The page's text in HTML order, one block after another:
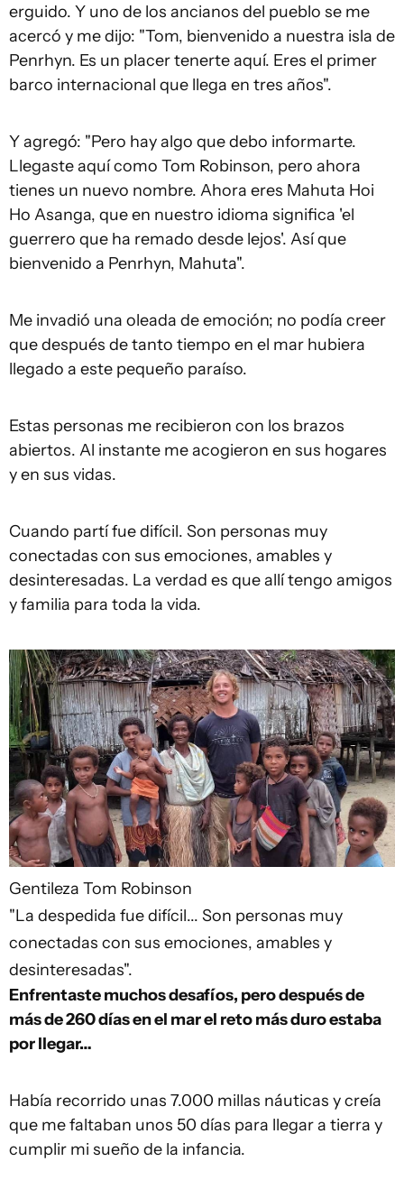
erguido. Y uno de los ancianos del pueblo se me
acercó y me dijo: "Tom, bienvenido a nuestra isla de
Penrhyn. Es un placer tenerte aquí. Eres el primer
barco internacional que llega en tres años".
Y agregó: "Pero hay algo que debo informarte.
Llegaste aquí como Tom Robinson, pero ahora
tienes un nuevo nombre. Ahora eres Mahuta Hoi
Ho Asanga, que en nuestro idioma significa 'el
guerrero que ha remado desde lejos'. Así que
bienvenido a Penrhyn, Mahuta".
Me invadió una oleada de emoción; no podía creer
que después de tanto tiempo en el mar hubiera
llegado a este pequeño paraíso.
Estas personas me recibieron con los brazos
abiertos. Al instante me acogieron en sus hogares
y en sus vidas.
Cuando partí fue difícil. Son personas muy
conectadas con sus emociones, amables y
desinteresadas. La verdad es que allí tengo amigos
y familia para toda la vida.
Gentileza Tom Robinson
"La despedida fue difícil... Son personas muy
conectadas con sus emociones, amables y
desinteresadas".
Enfrentaste muchos desafíos, pero después de
más de 260 días en el mar el reto más duro estaba
por llegar…
Había recorrido unas 7.000 millas náuticas y creía
que me faltaban unos 50 días para llegar a tierra y
cumplir mi sueño de la infancia.